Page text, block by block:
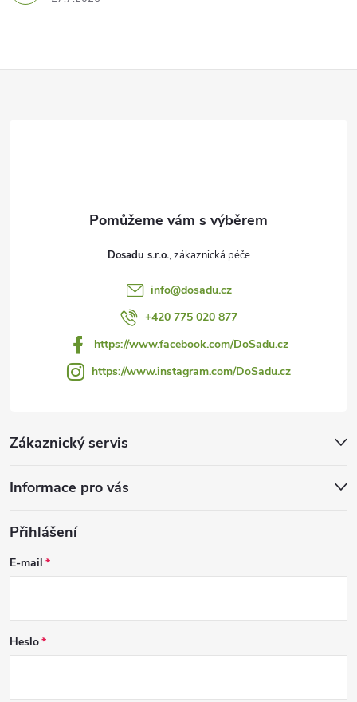
Zákaznický servis
Informace pro vás
Dosadu s.r.o.
info@dosadu.cz
+420 775 020 877
https://www.facebook.com/DoSadu.cz
https://www.instagram.com/DoSadu.cz
Přihlášení
E-mail
Heslo